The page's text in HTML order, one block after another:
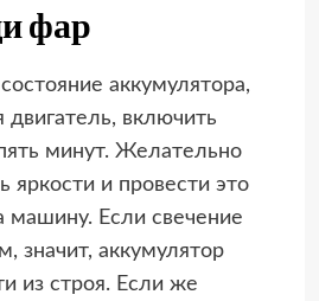
фар
аккумулятора,
двигатель, включить
минут. Желательно
яркости и провести это
машину. Если свечение
значит, аккумулятор
из строя. Если же